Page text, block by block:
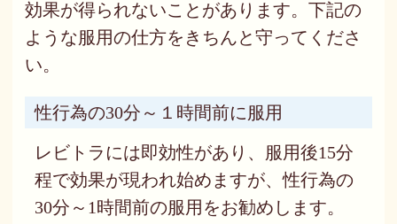
効果が得られないことがあります。下記の
ような服用の仕方をきちんと守ってくださ
い。
性行為の30分～１時間前に服用
レビトラには即効性があり、服用後15分
程で効果が現われ始めますが、性行為の
30分～1時間前の服用をお勧めします。